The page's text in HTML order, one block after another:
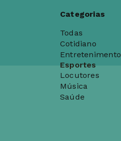
Categorias
Todas
Cotidiano
Entretenimento
Esportes
Locutores
Música
Saúde